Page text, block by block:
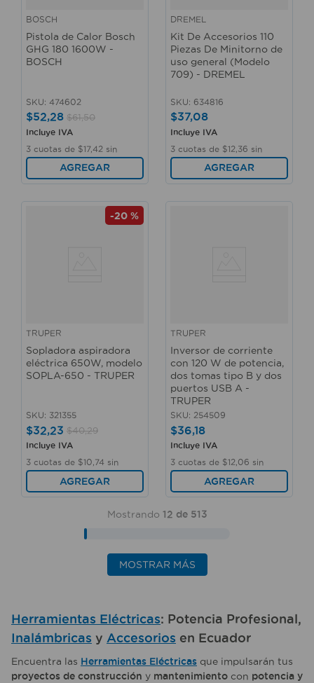
BOSCH
Pistola de Calor Bosch
GHG 180 1600W -
BOSCH
SKU: 474602
$52,28 $61,50
Incluye IVA
3 cuotas de $17,42 sin
interés
AGREGAR
DREMEL
Kit De Accesorios 110
Piezas De Minitorno de
uso general (Modelo
709) - DREMEL
SKU: 634816
$37,08
Incluye IVA
3 cuotas de $12 36 sin
interés
AGREGAR
-20 %
TRUPER
Sopladora aspiradora
eléctrica 650W, modelo
SOPLA-650 - TRUPER
SKU: 321355
$32,23 $40,29
Incluye IVA
3 cuotas de $10 74 sin
interés
AGREGAR
TRUPER
Inversor de corriente
con 120 W de potencia,
dos tomas tipo B y dos
puertos USB A -
TRUPER
SKU: 254509
$36,18
Incluye IVA
3 cuotas de $12 06 sin
interés
AGREGAR
Mostrando 12 de 513
MOSTRAR MÁS
Herramientas Eléctricas: Potencia Profesional,
Inalámbricas y Accesorios en Ecuador
Encuentra las Herramientas Eléctricas que impulsarán tus
proyectos de construcción y mantenimiento con potencia y